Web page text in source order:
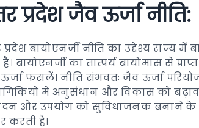
प्रदेश जैव ऊर्जा नीति:
प्रदेश बायोएनर्जी नीति का उद्देश्य राज्य
है। बायोएनर्जी का तात्पर्य बायोमास से
फसलें। नीति संभवतः जैव ऊर्जा
में अनुसंधान और विकास को
और उपयोग को सुविधाजनक बनाने के
करती है।